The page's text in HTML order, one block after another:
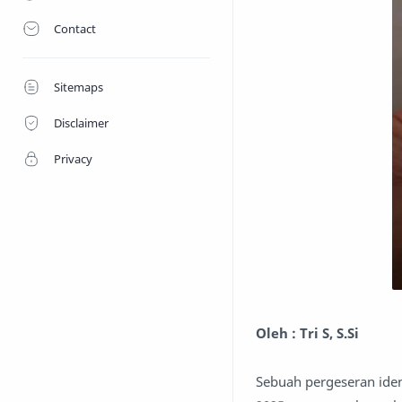
Contact
Sitemaps
Disclaimer
Privacy
Oleh : Tri S, S.Si
Sebuah pergeseran